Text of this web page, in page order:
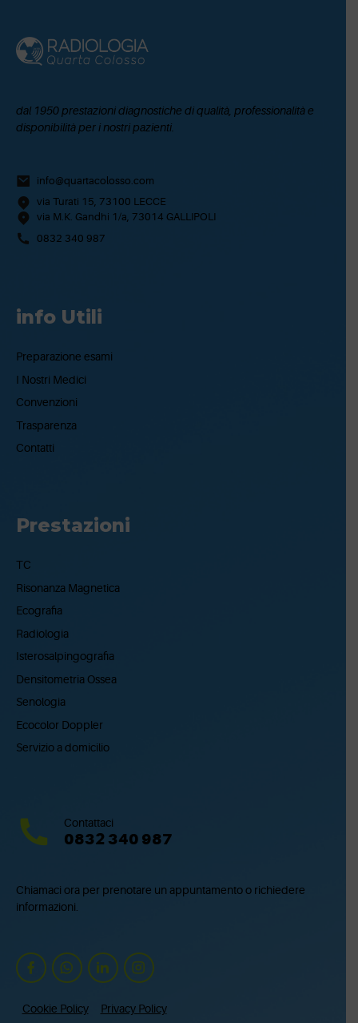
dal 1950 prestazioni diagnostiche di qualità, professionalità e
disponibilità per i nostri pazienti.
info@quartacolosso.com
via Turati 15, 73100 LECCE
via M.K. Gandhi 1/a, 73014 GALLIPOLI
0832 340 987
info Utili
Preparazione esami
I Nostri Medici
Convenzioni
Trasparenza
Contatti
Prestazioni
TC
Risonanza Magnetica
Ecografia
Radiologia
Isterosalpingografia
Densitometria Ossea
Senologia
Ecocolor Doppler
Servizio a domicilio
Contattaci
0832 340 987
Chiamaci ora per prenotare un appuntamento o richiedere
informazioni.
Cookie Policy Privacy Policy